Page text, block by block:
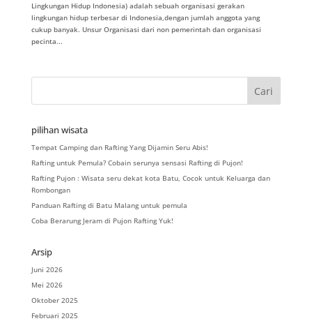
Lingkungan Hidup Indonesia) adalah sebuah organisasi gerakan
lingkungan hidup terbesar di Indonesia,dengan jumlah anggota yang
cukup banyak. Unsur Organisasi dari non pemerintah dan organisasi
pecinta...
pilihan wisata
Tempat Camping dan Rafting Yang Dijamin Seru Abis!
Rafting untuk Pemula? Cobain serunya sensasi Rafting di Pujon!
Rafting Pujon : Wisata seru dekat kota Batu, Cocok untuk Keluarga dan
Rombongan
Panduan Rafting di Batu Malang untuk pemula
Coba Berarung Jeram di Pujon Rafting Yuk!
Arsip
Juni 2026
Mei 2026
Oktober 2025
Februari 2025